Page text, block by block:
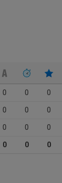
0 0 0
0 0 0
0 0 0
0 0 0